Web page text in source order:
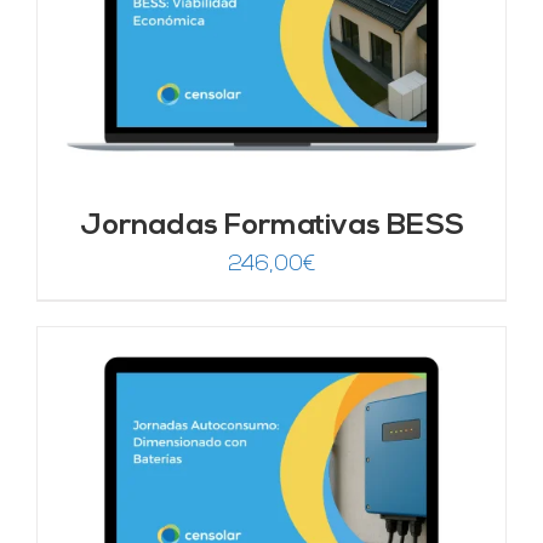
Jornadas Formativas BESS
246,00€